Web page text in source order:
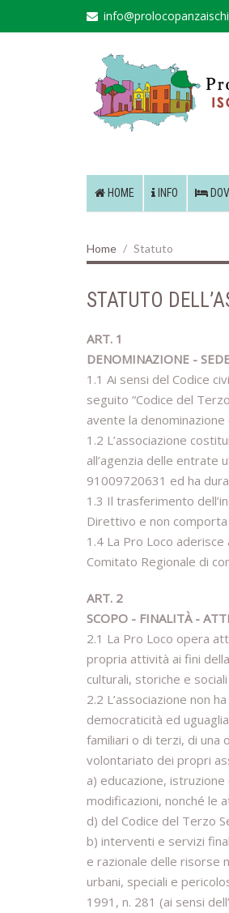
HOME INFO
Home Statuto
STATUTO
ART. 1
DENOMINAZIONE -
1.1 Ai sensi del Codice
seguito “Codice del
avente la denominazione
1.2 L’associazione
all’agenzia delle entrate
91009720631 ed ha
1.3 Il trasferimento
Direttivo e non
1.4 La Pro Loco aderisce
Comitato Regionale di
ART. 2
SCOPO - FINALITÀ -
2.1 La Pro Loco opera
propria attività ai fini
culturali, storiche e
2.2 L’associazione non
democraticità ed
familiari o di terzi, di una
volontariato dei propri
a) educazione,
modificazioni, nonché le
d) del Codice del Terzo
b) interventi e servizi
e razionale delle risorse
urbani, speciali e
1991, n. 281 (ai sensi